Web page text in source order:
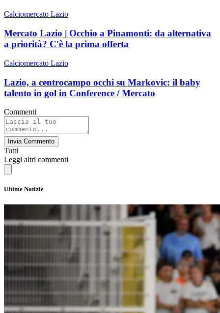
Calciomercato Lazio
Mercato Lazio | Occhio a Pinamonti: da alternativa
a priorità? C'è la prima offerta
Calciomercato Lazio
Lazio, a centrocampo occhi su Markovic: il baby
talento in gol in Conference / Mercato
Commenti
Invia Commento
Tutti
Leggi altri commenti
Ultime Notizie